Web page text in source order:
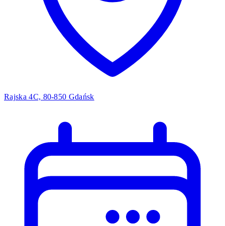
Rajska 4C, 80-850 Gdańsk